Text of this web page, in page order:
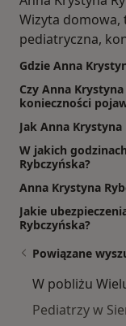
Wizyta domowa,
pediatryczna,
Gdzie Anna
Czy Anna
konieczności
Jak Anna
W jakich
Rybczyńska?
Anna Krystyna
Jakie
Rybczyńska?
Powiązane
W pobliżu
Pediatrzy w